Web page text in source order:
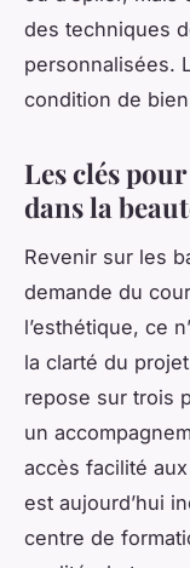
des techniques
personnalisées.
condition de bien
Les clés
dans la
Revenir sur les
demande du
l’esthétique, ce
la clarté du
repose sur trois
un
accès facilité
est aujourd’hui
centre de